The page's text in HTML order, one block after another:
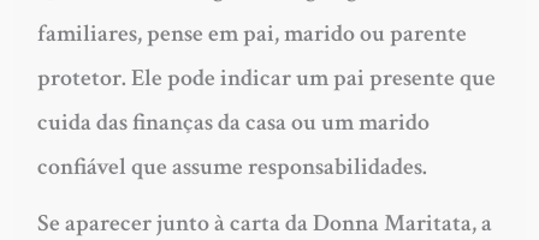
familiares, pense em pai, marido ou parente
protetor. Ele pode indicar um pai presente que
cuida das finanças da casa ou um marido
confiável que assume responsabilidades.
Se aparecer junto à carta da Donna Maritata, a